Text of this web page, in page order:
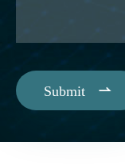
Submit 